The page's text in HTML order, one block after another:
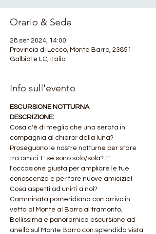
Orario & Sede
28 set 2024, 14:00
Provincia di Lecco, Monte Barro, 23851
Galbiate LC, Italia
Info sull'evento
ESCURSIONE NOTTURNA
DESCRIZIONE:
Cosa c'è di meglio che una serata in
compagnia al chiaror della luna?
Proseguono le nostre notturne per stare
tra amici. E se sono solo/sola? E'
l'occasione giusta per ampliare le tue
conoscenze e per fare nuove amicizie!
Cosa aspetti ad unirti a noi?
Camminata pomeridiana con arrivo in
vetta al Monte al Barro al tramonto.
Bellissima e panoramica escursione ad
anello sul Monte Barro con splendida vista